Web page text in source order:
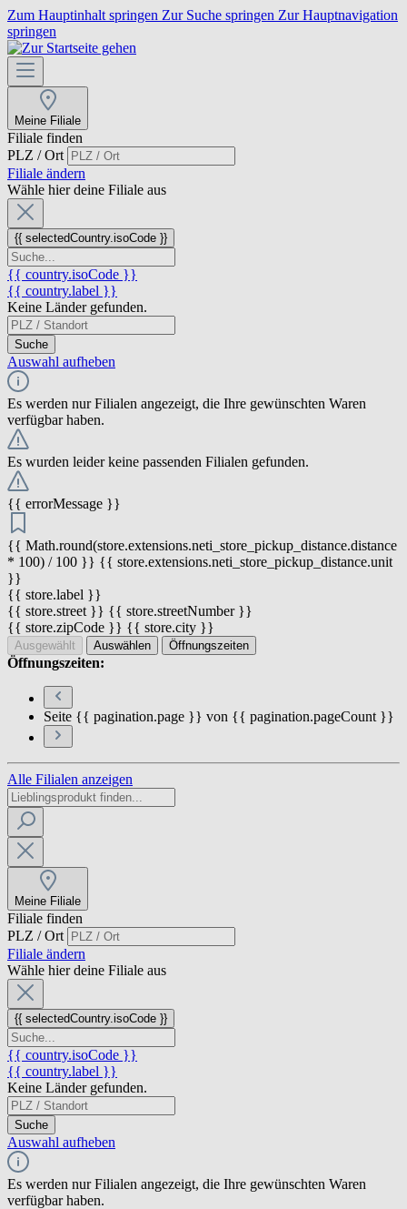
Zum Hauptinhalt springen Zur Suche springen Zur Hauptnavigation
springen
Meine Filiale
Filiale finden
PLZ / Ort
Filiale ändern
Wähle hier deine Filiale aus
{{ selectedCountry.isoCode }}
{{ country.isoCode }}
{{ country.label }}
Keine Länder gefunden.
Suche
Auswahl aufheben
Es werden nur Filialen angezeigt, die Ihre gewünschten Waren
verfügbar haben.
Es wurden leider keine passenden Filialen gefunden.
{{ errorMessage }}
{{ Math.round(store.extensions.neti_store_pickup_distance.distance
* 100) / 100 }} {{ store.extensions.neti_store_pickup_distance.unit
}}
{{ store.label }}
{{ store.street }} {{ store.streetNumber }}
{{ store.zipCode }} {{ store.city }}
Ausgewählt Auswählen Öffnungszeiten
Öffnungszeiten:
Seite {{ pagination.page }} von {{ pagination.pageCount }}
Alle Filialen anzeigen
Meine Filiale
Filiale finden
PLZ / Ort
Filiale ändern
Wähle hier deine Filiale aus
{{ selectedCountry.isoCode }}
{{ country.isoCode }}
{{ country.label }}
Keine Länder gefunden.
Suche
Auswahl aufheben
Es werden nur Filialen angezeigt, die Ihre gewünschten Waren
verfügbar haben.